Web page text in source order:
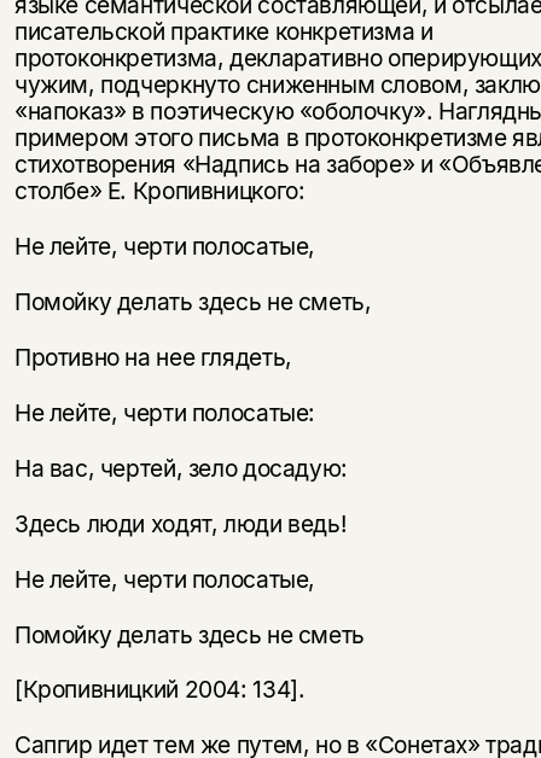
писательской практике конкретизма и
протоконкретизма, декларативно
чужим, подчеркнуто сниженным словом,
«напоказ» в поэтическую «оболочку».
примером этого письма в протоконкретизме
стихотворения «Надпись на заборе» и
столбе» Е. Кропивницкого:
Не лейте, черти полосатые,
Помойку делать здесь не сметь,
Противно на нее глядеть,
Не лейте, черти полосатые:
На вас, чертей, зело досадую:
Здесь люди ходят, люди ведь!
Не лейте, черти полосатые,
Помойку делать здесь не сметь
[Кропивницкий 2004: 134].
Сапгир идет тем же путем, но в «Сонетах»
Подписка на рассылку
Раз в неделю мы отправляем рассылку
о книгах и событиях «НЛО».
За подписку дарим промокод на
скидку 15%
Я соглашаюсь сПолитикой конфиденциальности
нет в продаже.
Вы можете подписаться на
уведомления, и при поступлении книги
на склад получить письмо на указанный
электронный адрес.
подписаться
Эта книга
не предназначена для
вам уже исполнилось 18 лет?